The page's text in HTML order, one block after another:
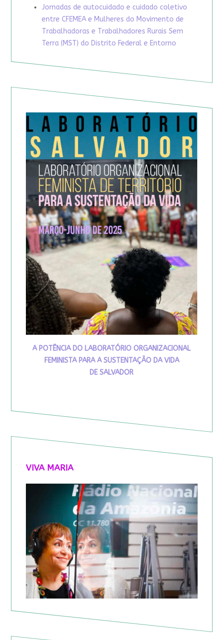
Jornadas de autocuidado e cuidado coletivo
entre CFEMEA e Mulheres do Movimento de
Trabalhadoras e Trabalhadores Rurais Sem
Terra (MST) do Distrito Federal e Entorno
A POTÊNCIA DO LABORATÓRIO ORGANIZACIONAL
FEMINISTA PARA A SUSTENTAÇÃO DA VIDA
DE SALVADOR
VIVA MARIA